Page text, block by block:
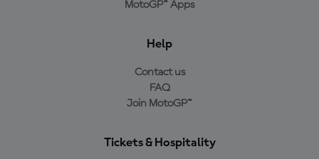
MotoGP™ Apps
Help
Contact us
FAQ
Join MotoGP™
Tickets & Hospitality